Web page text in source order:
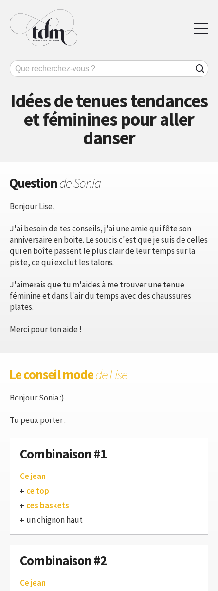
Idées de tenues tendances
et féminines pour aller
danser
Questionde Sonia
Bonjour Lise,
J'ai besoin de tes conseils, j'ai une amie qui fête son
anniversaire en boite. Le soucis c'est que je suis de celles
qui en boîte passent le plus clair de leur temps sur la
piste, ce qui exclut les talons.
J'aimerais que tu m'aides à me trouver une tenue
féminine et dans l'air du temps avec des chaussures
plates.
Merci pour ton aide !
Le conseil modede Lise
Bonjour Sonia :)
Tu peux porter :
Combinaison #1
Ce jean
ce top
ces baskets
un chignon haut
Combinaison #2
Ce jean